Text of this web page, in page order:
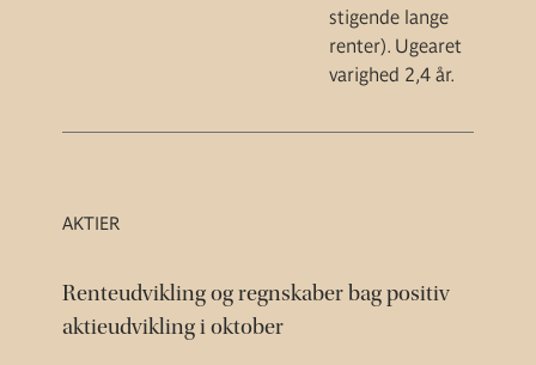
stigende lange
renter). Ugearet
varighed 2,4 år.
AKTIER
Renteudvikling og regnskaber bag positiv
aktieudvikling i oktober